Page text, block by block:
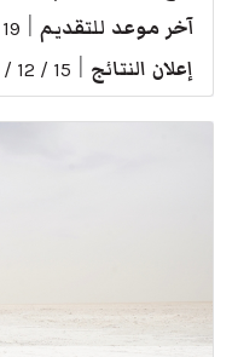
آخر موعد للتقديم 19 / 6 / 2026
إعلان النتائج 15 / 12 / 2026